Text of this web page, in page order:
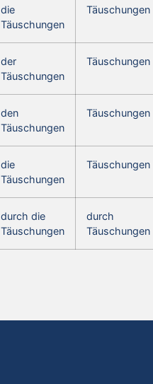
die
Täuschungen
Täuschungen
der
Täuschungen
Täuschungen
den
Täuschungen
Täuschungen
die
Täuschungen
Täuschungen
durch die
Täuschungen
durch
Täuschungen